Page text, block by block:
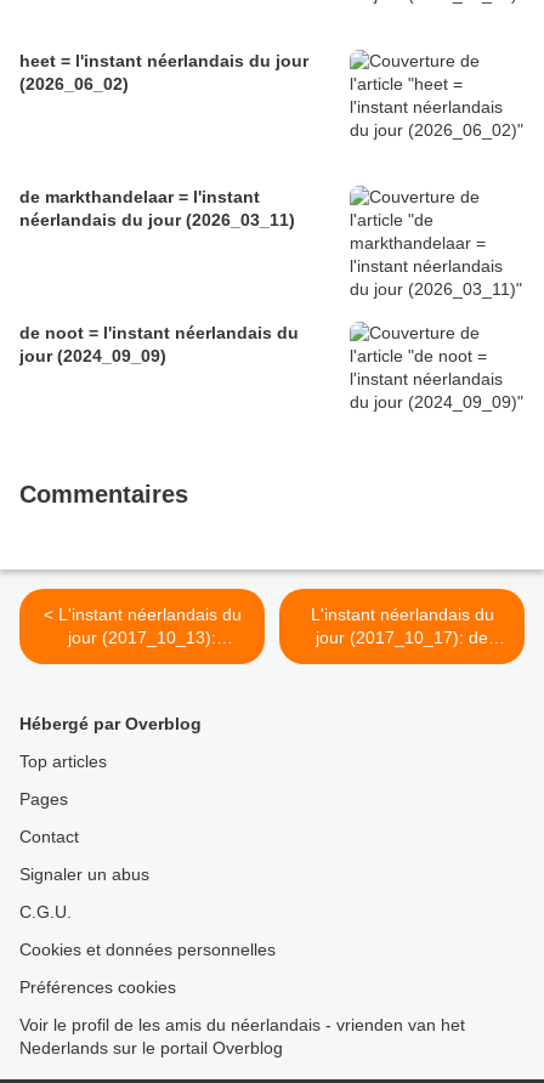
heet = l'instant néerlandais du jour
(2026_06_02)
de markthandelaar = l'instant
néerlandais du jour (2026_03_11)
de noot = l'instant néerlandais du
jour (2024_09_09)
Commentaires
< L'instant néerlandais du
jour (2017_10_13):
poffertjes
L'instant néerlandais du
jour (2017_10_17): de
visboer >
Hébergé par Overblog
Top articles
Pages
Contact
Signaler un abus
C.G.U.
Cookies et données personnelles
Préférences cookies
Voir le profil de les amis du néerlandais - vrienden van het
Nederlands sur le portail Overblog